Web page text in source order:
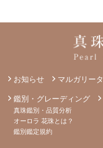
お知らせ マルガリータ
鑑別・グレーディング
真珠鑑別・品質分析
オーロラ 花珠とは？
鑑別鑑定規約